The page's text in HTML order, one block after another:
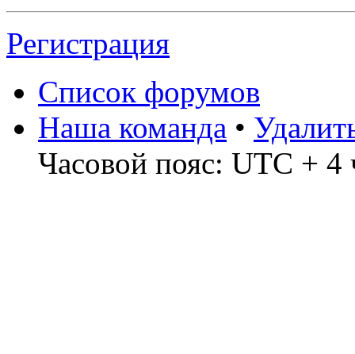
Регистрация
Список форумов
Наша команда •
Часовой пояс: UTC + 4